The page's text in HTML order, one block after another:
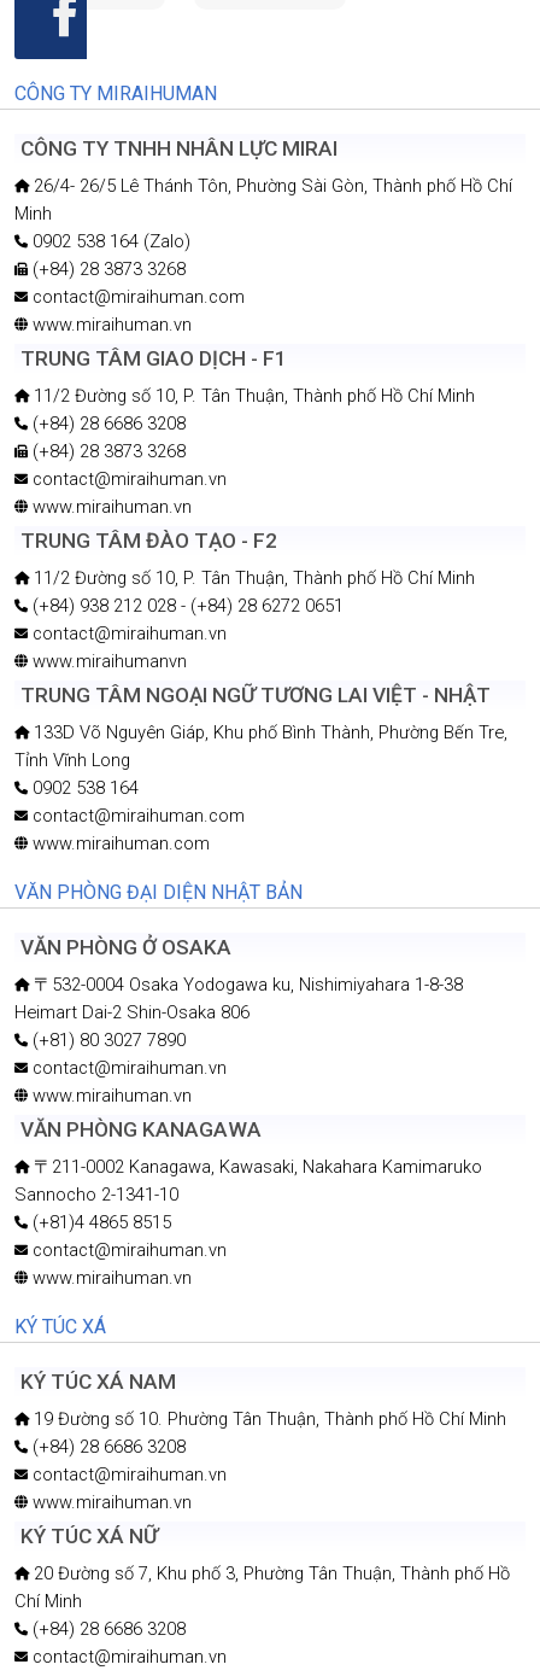
CÔNG TY MIRAIHUMAN
CÔNG TY TNHH NHÂN LỰC MIRAI
26/4- 26/5 Lê Thánh Tôn, Phường Sài Gòn, Thành phố Hồ Chí
Minh
0902 538 164 (Zalo)
(+84) 28 3873 3268
contact@miraihuman.com
www.miraihuman.vn
TRUNG TÂM GIAO DỊCH - F1
11/2 Đường số 10, P. Tân Thuận, Thành phố Hồ Chí Minh
(+84) 28 6686 3208
(+84) 28 3873 3268
contact@miraihuman.vn
www.miraihuman.vn
TRUNG TÂM ĐÀO TẠO - F2
11/2 Đường số 10, P. Tân Thuận, Thành phố Hồ Chí Minh
(+84) 938 212 028 - (+84) 28 6272 0651
contact@miraihuman.vn
www.miraihumanvn
TRUNG TÂM NGOẠI NGỮ TƯƠNG LAI VIỆT - NHẬT
133D Võ Nguyên Giáp, Khu phố Bình Thành, Phường Bến Tre,
Tỉnh Vĩnh Long
0902 538 164
contact@miraihuman.com
www.miraihuman.com
VĂN PHÒNG ĐẠI DIỆN NHẬT BẢN
VĂN PHÒNG Ở OSAKA
〒532-0004 Osaka Yodogawa ku, Nishimiyahara 1-8-38
Heimart Dai-2 Shin-Osaka 806
(+81) 80 3027 7890
contact@miraihuman.vn
www.miraihuman.vn
VĂN PHÒNG KANAGAWA
〒211-0002 Kanagawa, Kawasaki, Nakahara Kamimaruko
Sannocho 2-1341-10
(+81)4 4865 8515
contact@miraihuman.vn
www.miraihuman.vn
KÝ TÚC XÁ
KÝ TÚC XÁ NAM
19 Đường số 10. Phường Tân Thuận, Thành phố Hồ Chí Minh
(+84) 28 6686 3208
contact@miraihuman.vn
www.miraihuman.vn
KÝ TÚC XÁ NỮ
20 Đường số 7, Khu phố 3, Phường Tân Thuận, Thành phố Hồ
Chí Minh
(+84) 28 6686 3208
contact@miraihuman.vn